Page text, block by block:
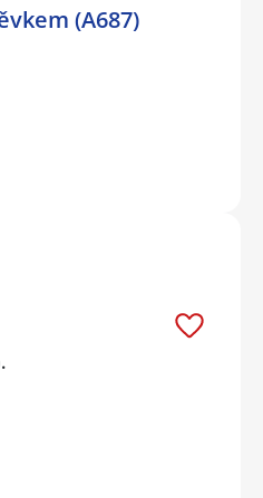
(A687)